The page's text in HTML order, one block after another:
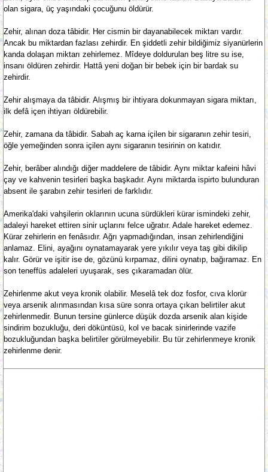
olan sigara, üç yaşındaki çocuğunu öldürür.
Zehir, alınan doza tâbidir. Her cismin bir dayanabilecek miktarı vardır.
Ancak bu miktardan fazlası zehirdir. En şiddetli zehir bildiğimiz siyanürlerin
kanda dolaşan miktarı zehirlemez. Mîdeye doldurulan beş litre su ise,
insanı öldüren zehirdir. Hattâ yeni doğan bir bebek için bir bardak su
zehirdir.
Zehir alışmaya da tâbidir. Alışmış bir ihtiyara dokunmayan sigara miktarı,
ilk defâ içen ihtiyarı öldürebilir.
Zehir, zamana da tâbidir. Sabah aç karna içilen bir sigaranın zehir tesiri,
öğle yemeğinden sonra içilen aynı sigaranın tesirinin on katıdır.
Zehir, berâber alındığı diğer maddelere de tâbidir. Aynı miktar kafeini hâvi
çay ve kahvenin tesirleri başka başkadır. Aynı miktarda ispirto bulunduran
absent ile şarabın zehir tesirleri de farklıdır.
Amerika'daki vahşilerin oklarının ucuna sürdükleri kürar ismindeki zehir,
adaleyi hareket ettiren sinir uçlarını felce uğratır. Adale hareket edemez.
Kürar zehirlerin en fenâsıdır. Ağrı yapmadığından, insan zehirlendiğini
anlamaz. Elini, ayağını oynatamayarak yere yıkılır veya taş gibi dikilip
kalır. Görür ve işitir ise de, gözünü kırpamaz, dilini oynatıp, bağıramaz. En
son teneffüs adaleleri uyuşarak, ses çıkaramadan ölür.
Zehirlenme akut veya kronik olabilir. Meselâ tek doz fosfor, cıva klorür
veya arsenik alınmasından kısa süre sonra ortaya çıkan belirtiler akut
zehirlenmedir. Bunun tersine günlerce düşük dozda arsenik alan kişide
sindirim bozukluğu, deri döküntüsü, kol ve bacak sinirlerinde vazife
bozukluğundan başka belirtiler görülmeyebilir. Bu tür zehirlenmeye kronik
zehirlenme denir.